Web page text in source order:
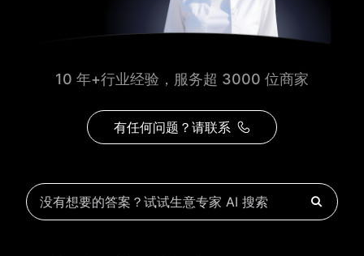
10 年+行业经验，服务超 3000 位商家
有任何问题？请联系